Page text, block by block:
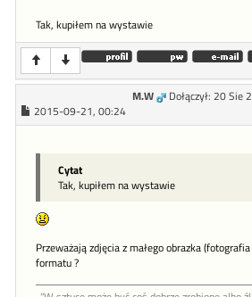
Tak, kupiłem na wystawie
M.W
Dołączył: 20 Sie
2015-09-21, 00:24
Cytat
Tak, kupiłem na wystawie
Przeważają zdjęcia z małego obrazka
formatu ?